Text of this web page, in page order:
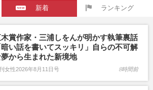
新着 ランキング
賞作家・三浦しをんが明かす執筆裏話
暗い話を書いてスッキリ」自らの不可解
から生まれた新境地
女性2026年8月11日号 8時間前